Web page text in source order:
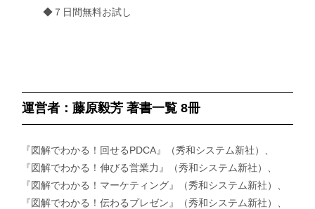
◆７日間無料お試し
運営者：藤原毅芳 著書一覧 8冊
『図解でわかる！回せるPDCA』（秀和システム新社）、
『図解でわかる！伸びる営業力』（秀和システム新社）、
『図解でわかる！マーケティング』（秀和システム新社）、
『図解でわかる！伝わるプレゼン』（秀和システム新社）、